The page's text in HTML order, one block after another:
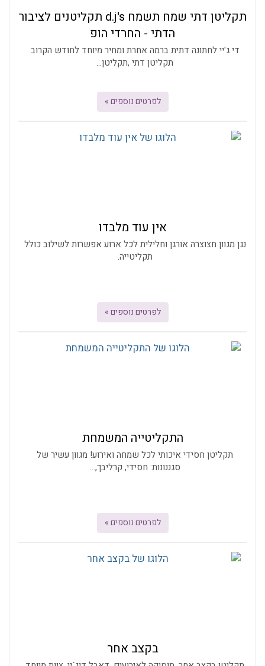
תקליטן דתי שמח תשמח d.j's תקליטנים לציבור
הדתי - החרדי הופ
די ג'יי לחתונה דתית ברמה אחרת ומחיר מיוחד לחודש הקרוב
תקליטן דתי ,תקליטן...
לפרטים נוספים »
אין עוד מלבדו
נגן מגוון חצוצרה אורגן וחלילית לכל ארוע אפשרות לשילוב כולל
תקליטייה.
לפרטים נוספים »
התקליטייה המשמחת
תקליטן חסידי איכותי לכל שמחה ואירוע! מגוון עשיר של
סגננונות: חסידי, קרליבך,...
לפרטים נוספים »
בקצב אחר